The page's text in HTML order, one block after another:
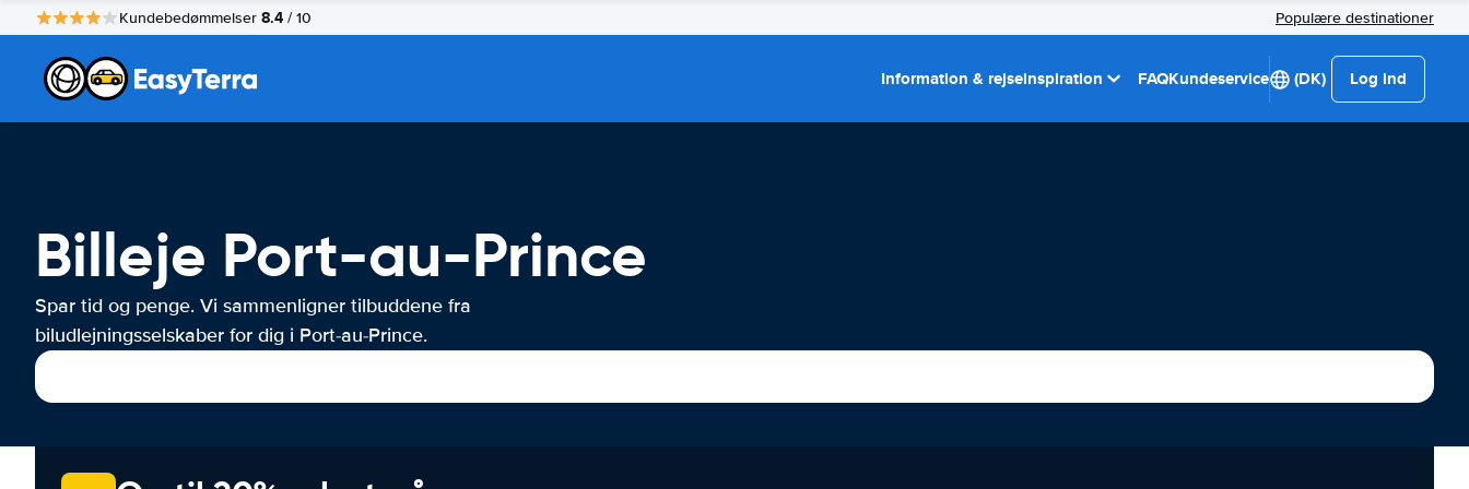
Kundebedømmelser 8.4 / 10 Populære destinationer
Information & rejseinspiration FAQKundeservice (DK) Log ind
Billeje Port-au-Prince
Spar tid og penge. Vi sammenligner tilbuddene fra
biludlejningsselskaber for dig i Port-au-Prince.